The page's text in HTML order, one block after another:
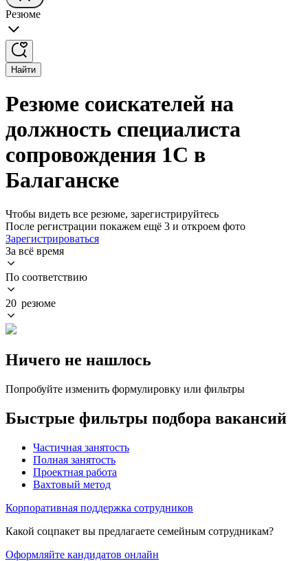
Резюме
Найти
Резюме соискателей на
должность специалиста
сопровождения 1С в
Балаганске
Чтобы видеть все резюме, зарегистрируйтесь
После регистрации покажем ещё 3 и откроем фото
Зарегистрироваться
За всё время
По соответствию
20 резюме
Ничего не нашлось
Попробуйте изменить формулировку или фильтры
Быстрые фильтры подбора вакансий
Частичная занятость
Полная занятость
Проектная работа
Вахтовый метод
Корпоративная поддержка сотрудников
Какой соцпакет вы предлагаете семейным сотрудникам?
Оформляйте кандидатов онлайн